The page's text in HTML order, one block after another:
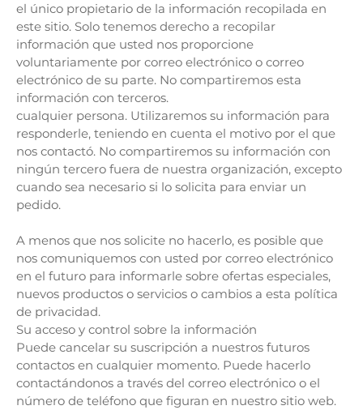
el único propietario de la información recopilada en
este sitio. Solo tenemos derecho a recopilar
información que usted nos proporcione
voluntariamente por correo electrónico o correo
electrónico de su parte. No compartiremos esta
información con terceros.
cualquier persona. Utilizaremos su información para
responderle, teniendo en cuenta el motivo por el que
nos contactó. No compartiremos su información con
ningún tercero fuera de nuestra organización, excepto
cuando sea necesario si lo solicita para enviar un
pedido.
A menos que nos solicite no hacerlo, es posible que
nos comuniquemos con usted por correo electrónico
en el futuro para informarle sobre ofertas especiales,
nuevos productos o servicios o cambios a esta política
de privacidad.
Su acceso y control sobre la información
Puede cancelar su suscripción a nuestros futuros
contactos en cualquier momento. Puede hacerlo
contactándonos a través del correo electrónico o el
número de teléfono que figuran en nuestro sitio web.